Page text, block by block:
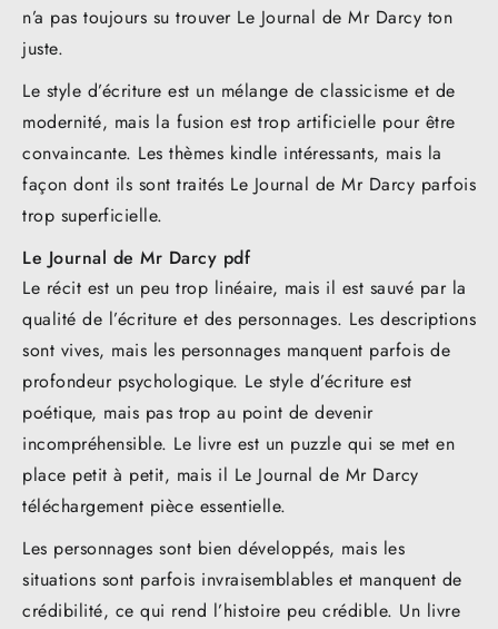
n’a pas toujours su trouver Le Journal de Mr Darcy ton
juste.
Le style d’écriture est un mélange de classicisme et de
modernité, mais la fusion est trop artificielle pour être
convaincante. Les thèmes kindle intéressants, mais la
façon dont ils sont traités Le Journal de Mr Darcy parfois
trop superficielle.
Le Journal de Mr Darcy pdf
Le récit est un peu trop linéaire, mais il est sauvé par la
qualité de l’écriture et des personnages. Les descriptions
sont vives, mais les personnages manquent parfois de
profondeur psychologique. Le style d’écriture est
poétique, mais pas trop au point de devenir
incompréhensible. Le livre est un puzzle qui se met en
place petit à petit, mais il Le Journal de Mr Darcy
téléchargement pièce essentielle.
Les personnages sont bien développés, mais les
situations sont parfois invraisemblables et manquent de
crédibilité, ce qui rend l’histoire peu crédible. Un livre